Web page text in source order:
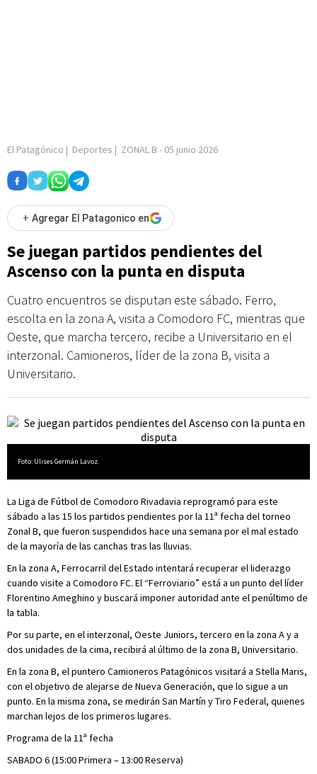
El Patagónico | Deportes | ZONAL B - 05 junio 2026
+ Agregar El Patagonico en
Se juegan partidos pendientes del
Ascenso con la punta en disputa
Cuatro encuentros se disputan este sábado. Ferro,
escolta en la zona A, visita a Comodoro FC, mientras que
Oeste, que marcha tercero, recibe a Universitario en el
interzonal. Camioneros, líder de la zona B, visita a
Universitario.
Foto: Ulises Germán Lavoz.
La Liga de Fútbol de Comodoro Rivadavia reprogramó para este
sábado a las 15 los partidos pendientes por la 11ª fecha del torneo
Zonal B, que fueron suspendidos hace una semana por el mal estado
de la mayoría de las canchas tras las lluvias.
En la zona A, Ferrocarril del Estado intentará recuperar el liderazgo
cuando visite a Comodoro FC. El “Ferroviario” está a un punto del líder
Florentino Ameghino y buscará imponer autoridad ante el penúltimo de
la tabla.
Por su parte, en el interzonal, Oeste Juniors, tercero en la zona A y a
dos unidades de la cima, recibirá al último de la zona B, Universitario.
En la zona B, el puntero Camioneros Patagónicos visitará a Stella Maris,
con el objetivo de alejarse de Nueva Generación, que lo sigue a un
punto. En la misma zona, se medirán San Martín y Tiro Federal, quienes
marchan lejos de los primeros lugares.
Programa de la 11ª fecha
SABADO 6 (15:00 Primera – 13:00 Reserva)